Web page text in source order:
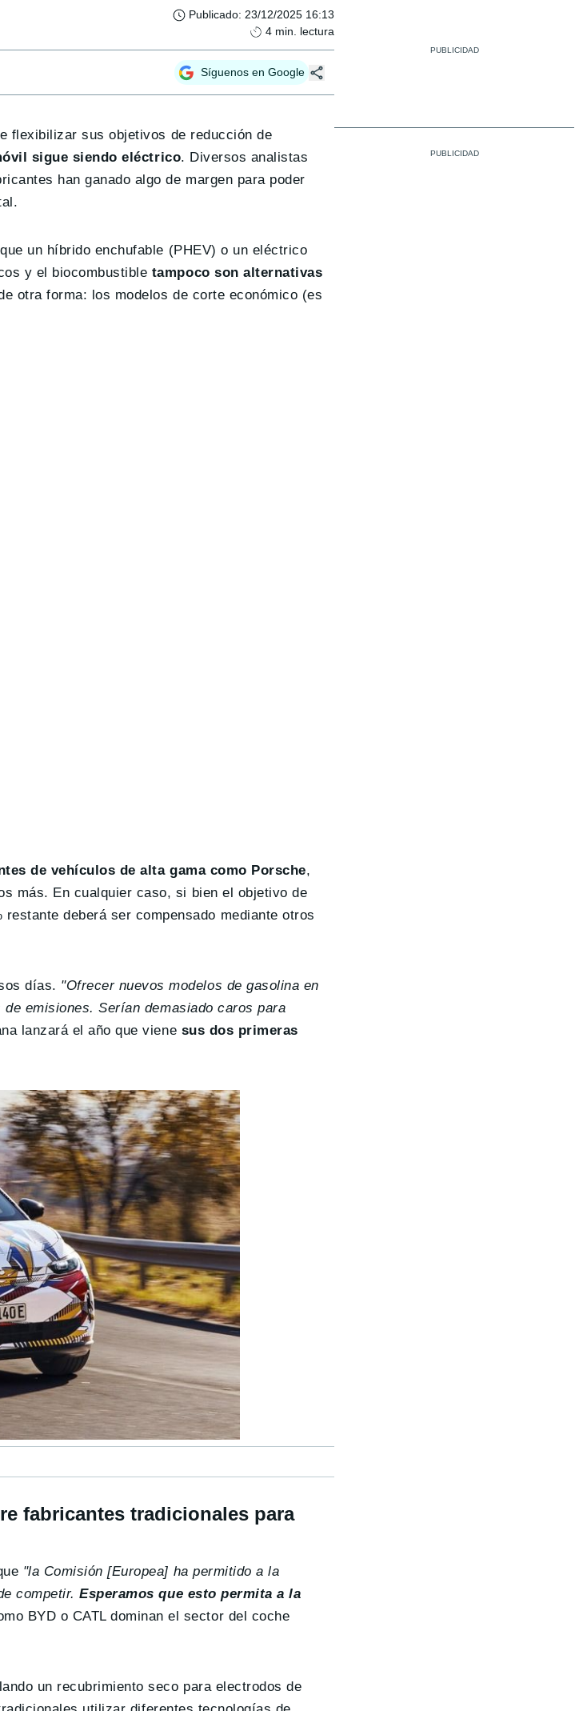
Publicado: 23/12/2025 16:13
4 min. lectura
Síguenos en Google
flexibilizar sus objetivos de reducción de
sigue siendo eléctrico. Diversos analistas
han ganado algo de margen para poder
un híbrido enchufable (PHEV) o un eléctrico
y el biocombustible tampoco son alternativas
otra forma: los modelos de corte económico (es
de vehículos de alta gama como Porsche,
más. En cualquier caso, si bien el objetivo de
deberá ser compensado mediante otros
días. "Ofrecer nuevos modelos de gasolina en
emisiones. Serían demasiado caros para
lanzará el año que viene sus dos primeras
fabricantes tradicionales para
"la Comisión [Europea] ha permitido a la
competir. Esperamos que esto permita a la
BYD o CATL dominan el sector del coche
un recubrimiento seco para electrodos de